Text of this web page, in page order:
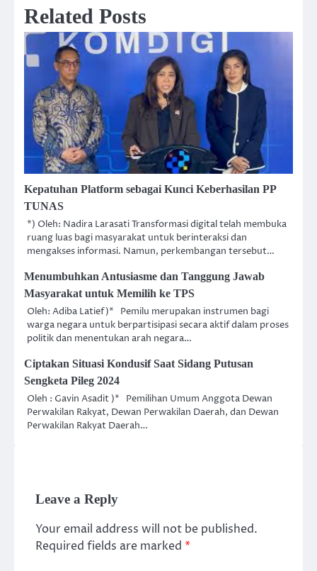
Related Posts
Kepatuhan Platform sebagai Kunci Keberhasilan PP
TUNAS
*) Oleh: Nadira Larasati Transformasi digital telah membuka
ruang luas bagi masyarakat untuk berinteraksi dan
mengakses informasi. Namun, perkembangan tersebut…
Menumbuhkan Antusiasme dan Tanggung Jawab
Masyarakat untuk Memilih ke TPS
Oleh: Adiba Latief)* Pemilu merupakan instrumen bagi
warga negara untuk berpartisipasi secara aktif dalam proses
politik dan menentukan arah negara…
Ciptakan Situasi Kondusif Saat Sidang Putusan
Sengketa Pileg 2024
Oleh : Gavin Asadit )* Pemilihan Umum Anggota Dewan
Perwakilan Rakyat, Dewan Perwakilan Daerah, dan Dewan
Perwakilan Rakyat Daerah…
Leave a Reply
Your email address will not be published.
Required fields are marked *